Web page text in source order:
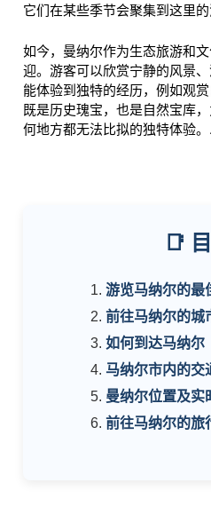
它们在某些季节会聚集到这里
如今，曼纳尔作为生态旅游和
迎。游客可以欣赏宁静的风景
能体验到独特的经历，例如观
既是历史瑰宝，也是自然宝库
何地方都无法比拟的独特体验。.
📑
游览马纳尔的最
前往马纳尔的城
如何到达马纳尔
马纳尔市内的交
曼纳尔位置及实
前往马纳尔的旅